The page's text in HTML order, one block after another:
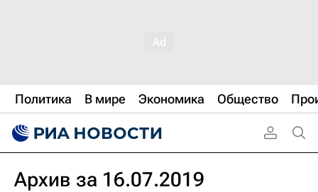
Политика В мире Экономика Общество
Архив за 16.07.2019